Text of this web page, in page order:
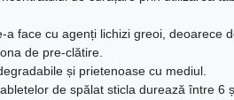
a face cu agenți lichizi greoi, deoarece
de pre-clătire.
și prietenoase cu mediul.
de spălat sticla durează între 6